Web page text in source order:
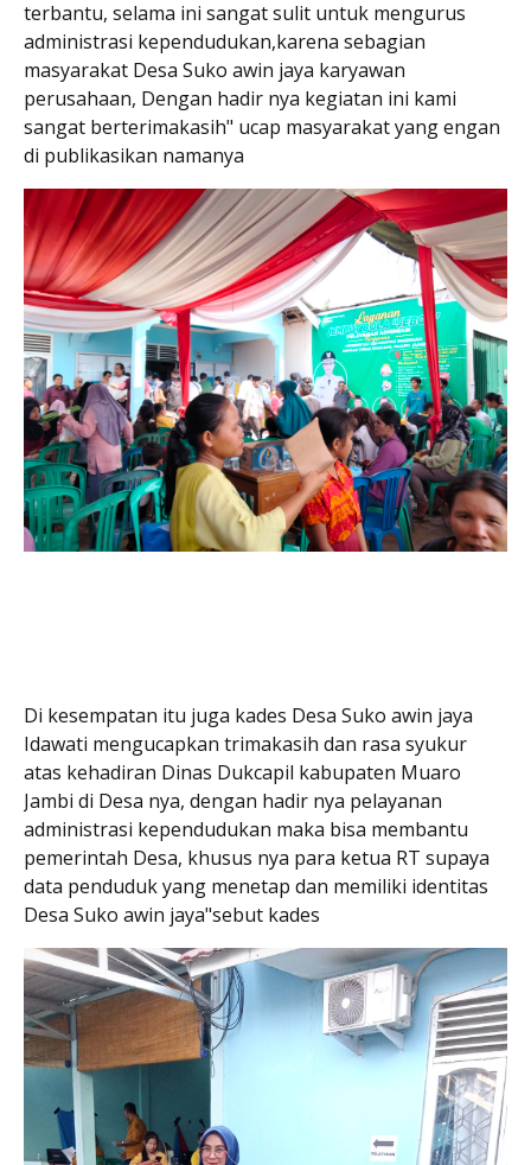
terbantu, selama ini sangat sulit untuk mengurus
administrasi kependudukan,karena sebagian
masyarakat Desa Suko awin jaya karyawan
perusahaan, Dengan hadir nya kegiatan ini kami
sangat berterimakasih" ucap masyarakat yang engan
di publikasikan namanya
Di kesempatan itu juga kades Desa Suko awin jaya
Idawati mengucapkan trimakasih dan rasa syukur
atas kehadiran Dinas Dukcapil kabupaten Muaro
Jambi di Desa nya, dengan hadir nya pelayanan
administrasi kependudukan maka bisa membantu
pemerintah Desa, khusus nya para ketua RT supaya
data penduduk yang menetap dan memiliki identitas
Desa Suko awin jaya"sebut kades